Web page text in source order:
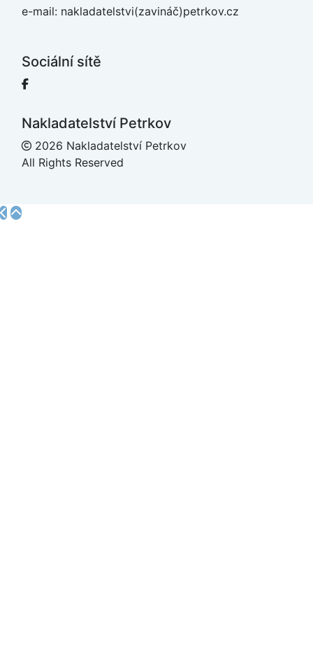
e-mail: nakladatelstvi(zavináč)petrkov.cz
Sociální sítě
Nakladatelství Petrkov
2026 Nakladatelství Petrkov
All Rights Reserved